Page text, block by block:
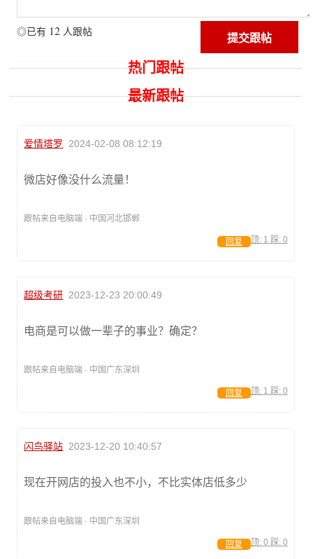
◎已有 12 人跟帖
热门跟帖
最新跟帖
爱情塔罗 2024-02-08 08:12:19
微店好像没什么流量！
跟帖来自电脑端 · 中国河北邯郸
顶: 1 踩: 0
回复
超级考研 2023-12-23 20:00:49
电商是可以做一辈子的事业？确定？
跟帖来自电脑端 · 中国广东深圳
顶: 1 踩: 0
回复
闪鸟驿站 2023-12-20 10:40:57
现在开网店的投入也不小，不比实体店低多少
跟帖来自电脑端 · 中国广东深圳
顶: 0 踩: 0
回复